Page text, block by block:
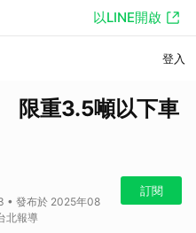
以LINE開啟
登入
限重3.5噸以下車
• 發布於 2025年08
北報導
訂閱